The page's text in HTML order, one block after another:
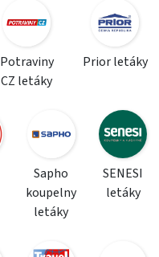
Potraviny
CZ letáky
Prior letáky
Sapho
koupelny
letáky
SENESI
letáky